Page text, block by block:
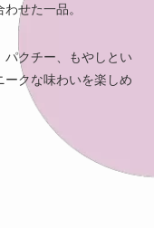
せた一品。
パクチー、もやしとい
ークな味わいを楽しめ